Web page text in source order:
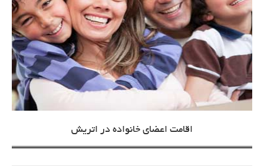
اقامت اعضای خانواده در اتریش